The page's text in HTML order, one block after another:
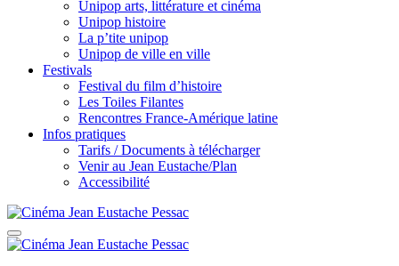
Unipop arts, littérature et cinéma
Unipop histoire
La p’tite unipop
Unipop de ville en ville
Festivals
Festival du film d’histoire
Les Toiles Filantes
Rencontres France-Amérique latine
Infos pratiques
Tarifs / Documents à télécharger
Venir au Jean Eustache/Plan
Accessibilité